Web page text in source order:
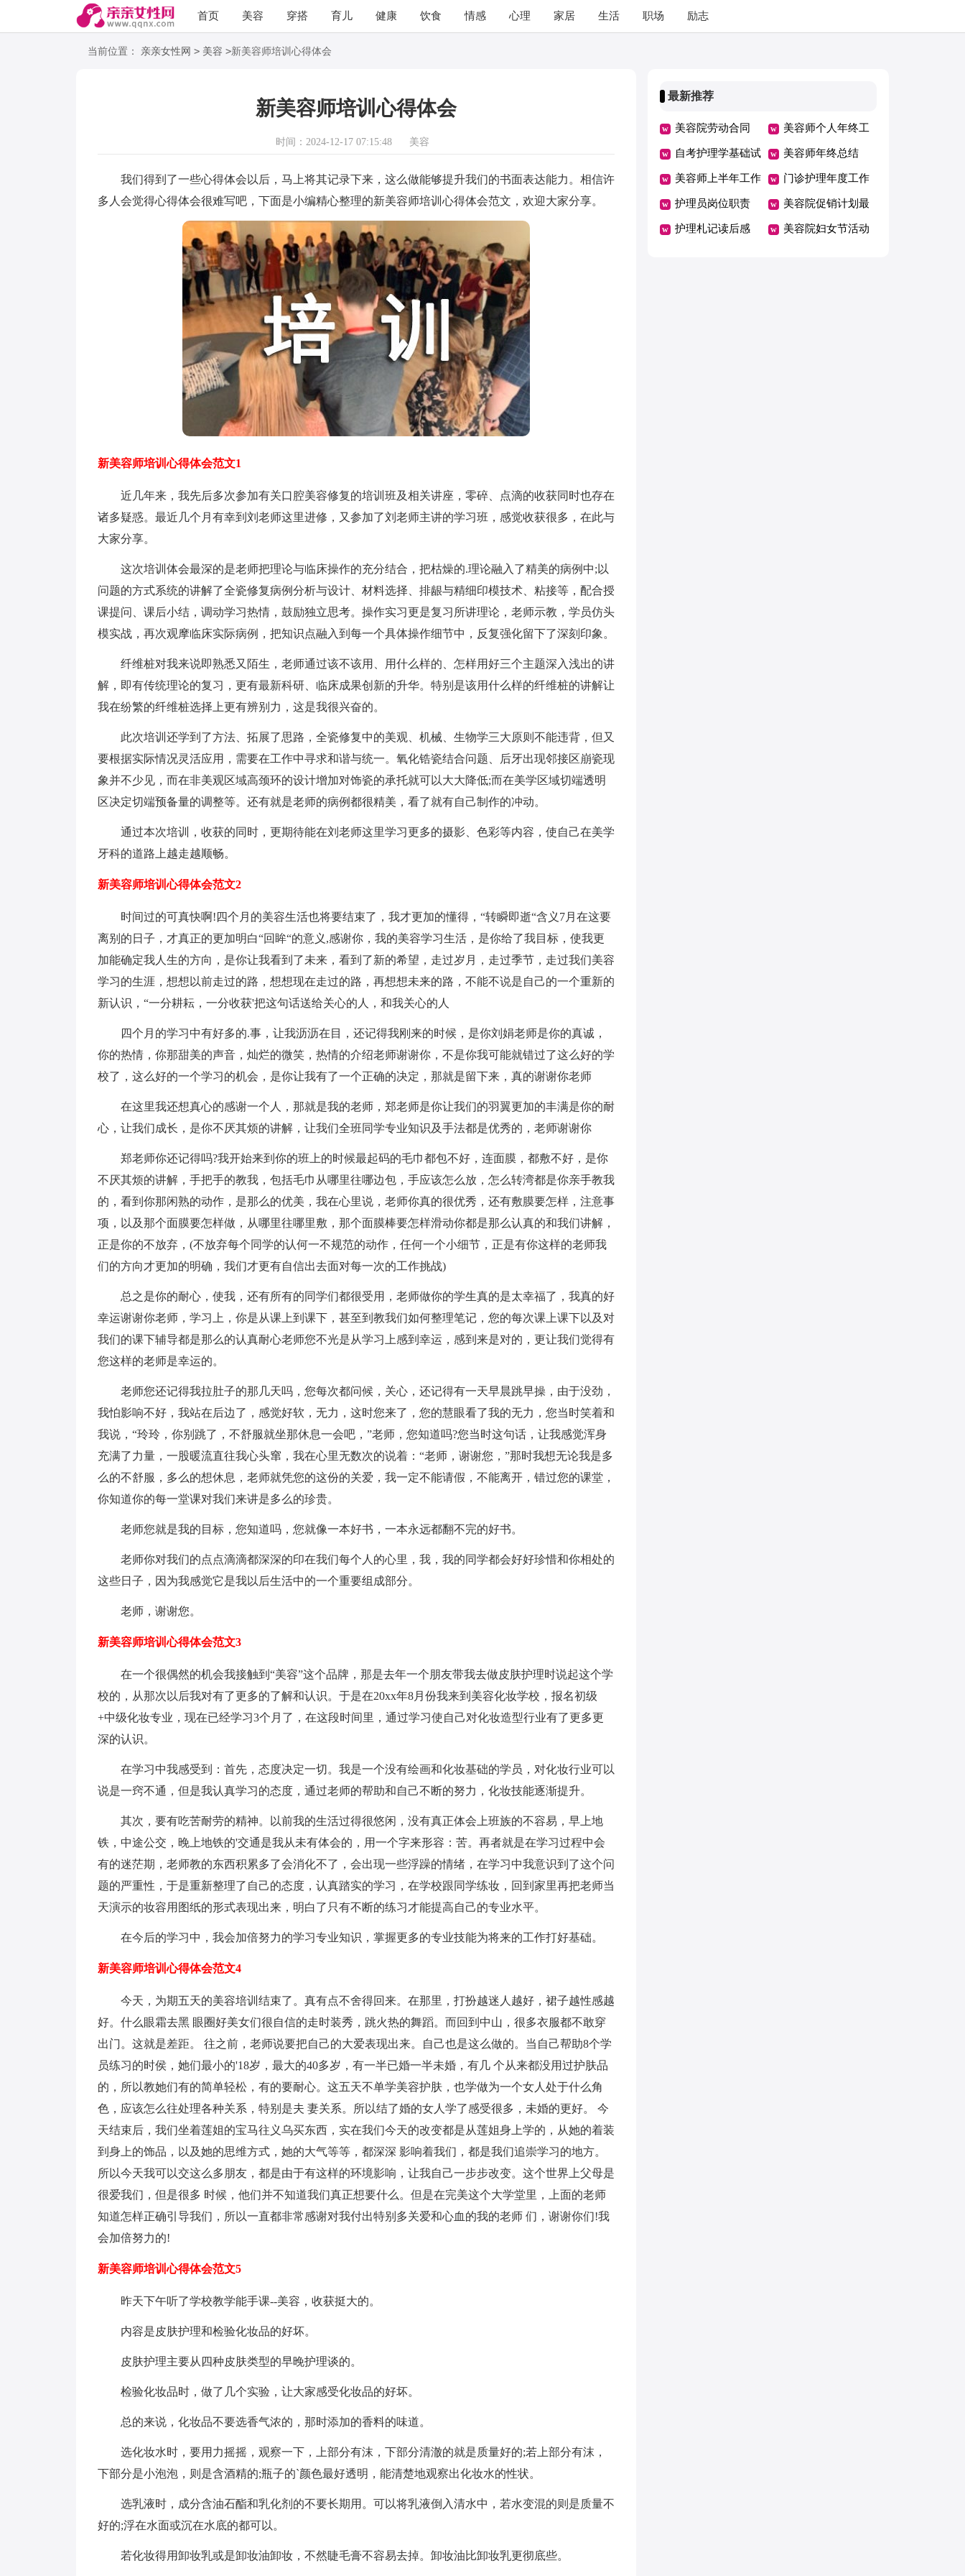
首页 美容 穿搭 育儿 健康 饮食 情感 心理 家居 生活 职场 励志
语录 阅读
当前位置： 亲亲女性网 > 美容 >新美容师培训心得体会
新美容师培训心得体会
时间：2024-12-17 07:15:48 美容
我们得到了一些心得体会以后，马上将其记录下来，这么做能够提升我们的书面表达能力。相信许
多人会觉得心得体会很难写吧，下面是小编精心整理的新美容师培训心得体会范文，欢迎大家分享。
新美容师培训心得体会范文1
近几年来，我先后多次参加有关口腔美容修复的培训班及相关讲座，零碎、点滴的收获同时也存在
诸多疑惑。最近几个月有幸到刘老师这里进修，又参加了刘老师主讲的学习班，感觉收获很多，在此与
大家分享。
这次培训体会最深的是老师把理论与临床操作的充分结合，把枯燥的.理论融入了精美的病例中;以
问题的方式系统的讲解了全瓷修复病例分析与设计、材料选择、排龈与精细印模技术、粘接等，配合授
课提问、课后小结，调动学习热情，鼓励独立思考。操作实习更是复习所讲理论，老师示教，学员仿头
模实战，再次观摩临床实际病例，把知识点融入到每一个具体操作细节中，反复强化留下了深刻印象。
纤维桩对我来说即熟悉又陌生，老师通过该不该用、用什么样的、怎样用好三个主题深入浅出的讲
解，即有传统理论的复习，更有最新科研、临床成果创新的升华。特别是该用什么样的纤维桩的讲解让
我在纷繁的纤维桩选择上更有辨别力，这是我很兴奋的。
此次培训还学到了方法、拓展了思路，全瓷修复中的美观、机械、生物学三大原则不能违背，但又
要根据实际情况灵活应用，需要在工作中寻求和谐与统一。氧化锆瓷结合问题、后牙出现邻接区崩瓷现
象并不少见，而在非美观区域高颈环的设计增加对饰瓷的承托就可以大大降低;而在美学区域切端透明
区决定切端预备量的调整等。还有就是老师的病例都很精美，看了就有自己制作的冲动。
通过本次培训，收获的同时，更期待能在刘老师这里学习更多的摄影、色彩等内容，使自己在美学
牙科的道路上越走越顺畅。
新美容师培训心得体会范文2
时间过的可真快啊!四个月的美容生活也将要结束了，我才更加的懂得，“转瞬即逝“含义7月在这要
离别的日子，才真正的更加明白“回眸“的意义,感谢你，我的美容学习生活，是你给了我目标，使我更
加能确定我人生的方向，是你让我看到了未来，看到了新的希望，走过岁月，走过季节，走过我们美容
学习的生涯，想想以前走过的路，想想现在走过的路，再想想未来的路，不能不说是自己的一个重新的
新认识，“一分耕耘，一分收获'把这句话送给关心的人，和我关心的人
四个月的学习中有好多的.事，让我沥沥在目，还记得我刚来的时候，是你刘娟老师是你的真诚，
你的热情，你那甜美的声音，灿烂的微笑，热情的介绍老师谢谢你，不是你我可能就错过了这么好的学
校了，这么好的一个学习的机会，是你让我有了一个正确的决定，那就是留下来，真的谢谢你老师
在这里我还想真心的感谢一个人，那就是我的老师，郑老师是你让我们的羽翼更加的丰满是你的耐
心，让我们成长，是你不厌其烦的讲解，让我们全班同学专业知识及手法都是优秀的，老师谢谢你
郑老师你还记得吗?我开始来到你的班上的时候最起码的毛巾都包不好，连面膜，都敷不好，是你
不厌其烦的讲解，手把手的教我，包括毛巾从哪里往哪边包，手应该怎么放，怎么转湾都是你亲手教我
的，看到你那闲熟的动作，是那么的优美，我在心里说，老师你真的很优秀，还有敷膜要怎样，注意事
项，以及那个面膜要怎样做，从哪里往哪里敷，那个面膜棒要怎样滑动你都是那么认真的和我们讲解，
正是你的不放弃，(不放弃每个同学的认何一不规范的动作，任何一个小细节，正是有你这样的老师我
们的方向才更加的明确，我们才更有自信出去面对每一次的工作挑战)
总之是你的耐心，使我，还有所有的同学们都很受用，老师做你的学生真的是太幸福了，我真的好
幸运谢谢你老师，学习上，你是从课上到课下，甚至到教我们如何整理笔记，您的每次课上课下以及对
我们的课下辅导都是那么的认真耐心老师您不光是从学习上感到幸运，感到来是对的，更让我们觉得有
您这样的老师是幸运的。
老师您还记得我拉肚子的那几天吗，您每次都问候，关心，还记得有一天早晨跳早操，由于没劲，
我怕影响不好，我站在后边了，感觉好软，无力，这时您来了，您的慧眼看了我的无力，您当时笑着和
我说，“玲玲，你别跳了，不舒服就坐那休息一会吧，”老师，您知道吗?您当时这句话，让我感觉浑身
充满了力量，一股暖流直往我心头窜，我在心里无数次的说着：“老师，谢谢您，”那时我想无论我是多
么的不舒服，多么的想休息，老师就凭您的这份的关爱，我一定不能请假，不能离开，错过您的课堂，
你知道你的每一堂课对我们来讲是多么的珍贵。
老师您就是我的目标，您知道吗，您就像一本好书，一本永远都翻不完的好书。
老师你对我们的点点滴滴都深深的印在我们每个人的心里，我，我的同学都会好好珍惜和你相处的
这些日子，因为我感觉它是我以后生活中的一个重要组成部分。
老师，谢谢您。
新美容师培训心得体会范文3
在一个很偶然的机会我接触到“美容”这个品牌，那是去年一个朋友带我去做皮肤护理时说起这个学
校的，从那次以后我对有了更多的了解和认识。于是在20xx年8月份我来到美容化妆学校，报名初级
+中级化妆专业，现在已经学习3个月了，在这段时间里，通过学习使自己对化妆造型行业有了更多更
深的认识。
在学习中我感受到：首先，态度决定一切。我是一个没有绘画和化妆基础的学员，对化妆行业可以
说是一窍不通，但是我认真学习的态度，通过老师的帮助和自己不断的努力，化妆技能逐渐提升。
其次，要有吃苦耐劳的精神。以前我的生活过得很悠闲，没有真正体会上班族的不容易，早上地
铁，中途公交，晚上地铁的'交通是我从未有体会的，用一个字来形容：苦。再者就是在学习过程中会
有的迷茫期，老师教的东西积累多了会消化不了，会出现一些浮躁的情绪，在学习中我意识到了这个问
题的严重性，于是重新整理了自己的态度，认真踏实的学习，在学校跟同学练妆，回到家里再把老师当
天演示的妆容用图纸的形式表现出来，明白了只有不断的练习才能提高自己的专业水平。
在今后的学习中，我会加倍努力的学习专业知识，掌握更多的专业技能为将来的工作打好基础。
新美容师培训心得体会范文4
今天，为期五天的美容培训结束了。真有点不舍得回来。在那里，打扮越迷人越好，裙子越性感越
好。什么眼霜去黑 眼圈好美女们很自信的走时装秀，跳火热的舞蹈。而回到中山，很多衣服都不敢穿
出门。这就是差距。 往之前，老师说要把自己的大爱表现出来。自己也是这么做的。当自己帮助8个学
员练习的时侯，她们最小的'18岁，最大的40多岁，有一半已婚一半未婚，有几 个从来都没用过护肤品
的，所以教她们有的简单轻松，有的要耐心。这五天不单学美容护肤，也学做为一个女人处于什么角
色，应该怎么往处理各种关系，特别是夫 妻关系。所以结了婚的女人学了感受很多，未婚的更好。 今
天结束后，我们坐着莲姐的宝马往义乌买东西，实在我们今天的改变都是从莲姐身上学的，从她的着装
到身上的饰品，以及她的思维方式，她的大气等等，都深深 影响着我们，都是我们追崇学习的地方。
所以今天我可以交这么多朋友，都是由于有这样的环境影响，让我自己一步步改变。这个世界上父母是
很爱我们，但是很多 时候，他们并不知道我们真正想要什么。但是在完美这个大学堂里，上面的老师
知道怎样正确引导我们，所以一直都非常感谢对我付出特别多关爱和心血的我的老师 们，谢谢你们!我
会加倍努力的!
新美容师培训心得体会范文5
昨天下午听了学校教学能手课--美容，收获挺大的。
内容是皮肤护理和检验化妆品的好坏。
皮肤护理主要从四种皮肤类型的早晚护理谈的。
检验化妆品时，做了几个实验，让大家感受化妆品的好坏。
总的来说，化妆品不要选香气浓的，那时添加的香料的味道。
选化妆水时，要用力摇摇，观察一下，上部分有沫，下部分清澈的就是质量好的;若上部分有沫，
下部分是小泡泡，则是含酒精的;瓶子的`颜色最好透明，能清楚地观察出化妆水的性状。
选乳液时，成分含油石酯和乳化剂的不要长期用。可以将乳液倒入清水中，若水变混的则是质量不
好的;浮在水面或沉在水底的都可以。
若化妆得用卸妆乳或是卸妆油卸妆，不然睫毛膏不容易去掉。卸妆油比卸妆乳更彻底些。
最新推荐
美容院劳动合同 美容师个人年终工
作总结
自考护理学基础试
卷
美容师年终总结
美容师上半年工作
总结
门诊护理年度工作
总结
护理员岗位职责 美容院促销计划最
新
护理札记读后感 美容院妇女节活动